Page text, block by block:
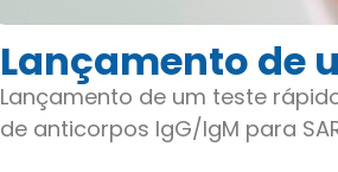
Lançamento de
Lançamento de um teste
de anticorpos IgG/IgM para